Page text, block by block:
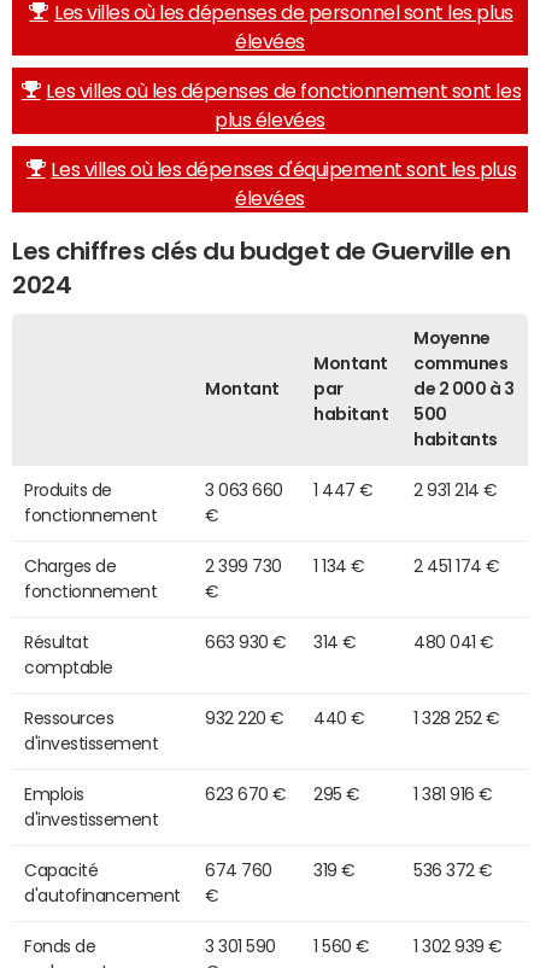
Les villes où les dépenses de personnel sont les plus
élevées
Les villes où les dépenses de fonctionnement sont les
plus élevées
Les villes où les dépenses d'équipement sont les plus
élevées
Les chiffres clés du budget de Guerville en
2024
Montant
Montant
par
habitant
Moyenne
communes
de 2 000 à 3
500
habitants
Produits de
fonctionnement
3 063 660
€
1 447 € 2 931 214 €
Charges de
fonctionnement
2 399 730
€
1 134 € 2 451 174 €
Résultat
comptable
663 930 € 314 € 480 041 €
Ressources
d'investissement
932 220 € 440 € 1 328 252 €
Emplois
d'investissement
623 670 € 295 € 1 381 916 €
Capacité
d'autofinancement
674 760
€
319 € 536 372 €
Fonds de
3 301 590
1 560 € 1 302 939 €